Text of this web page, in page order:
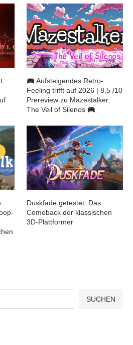
SUCHEN
Aufsteigendes Retro-
Feeling trifft auf 2026 | 8,5 /10
Prereview zu Mazestalker:
The Veil of Silenos
Duskfade getestet: Das
Comeback der klassischen
3D-Plattformer